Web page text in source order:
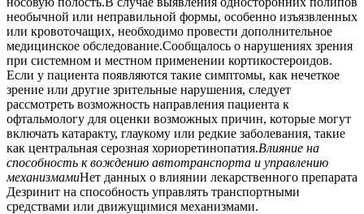
необычной или неправильной формы, особенно изъязвленных
или кровоточащих, необходимо провести дополнительное
медицинское обследование.Сообщалось о нарушениях зрения
при системном и местном применении кортикостероидов.
Если у пациента появляются такие симптомы, как нечеткое
зрение или другие зрительные нарушения, следует
рассмотреть возможность направления пациента к
офтальмологу для оценки возможных причин, которые могут
включать катаракту, глаукому или редкие заболевания, такие
как центральная серозная хориоретинопатия.Влияние на
способность к вождению автотранспорта и управлению
механизмамиНет данных о влиянии лекарственного препарата
Дезринит на способность управлять транспортными
средствами или движущимися механизмами.